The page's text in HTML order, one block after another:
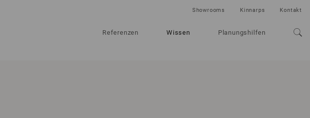
Referenzen Wissen Planungshilfen
Showrooms Kinnarps Kontakt